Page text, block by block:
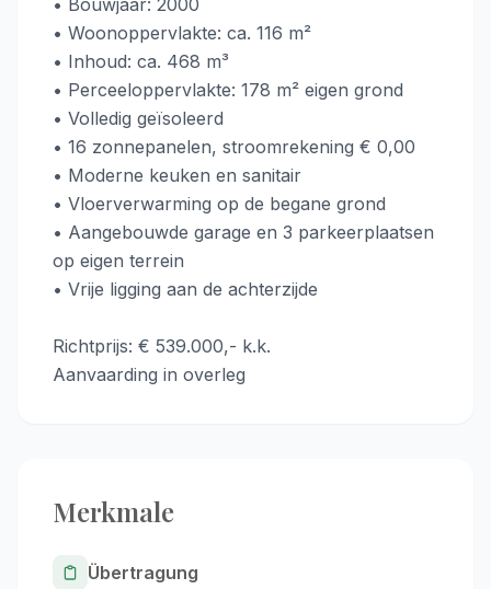
• Bouwjaar: 2000
• Woonoppervlakte: ca. 116 m²
• Inhoud: ca. 468 m³
• Perceeloppervlakte: 178 m² eigen grond
• Volledig geïsoleerd
• 16 zonnepanelen, stroomrekening € 0,00
• Moderne keuken en sanitair
• Vloerverwarming op de begane grond
• Aangebouwde garage en 3 parkeerplaatsen
op eigen terrein
• Vrije ligging aan de achterzijde
Richtprijs: € 539.000,- k.k.
Aanvaarding in overleg
Merkmale
Übertragung